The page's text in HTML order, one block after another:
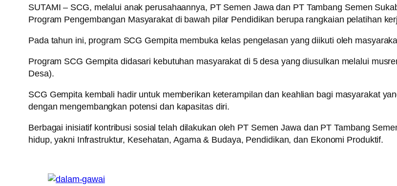
SUTAMI – SCG, melalui anak perusahaannya, PT Semen Jawa dan PT Tambang Semen
Program Pengembangan Masyarakat di bawah pilar Pendidikan berupa rangkaian pelatihan
Pada tahun ini, program SCG Gempita membuka kelas pengelasan yang diikuti oleh
Program SCG Gempita didasari kebutuhan masyarakat di 5 desa yang diusulkan melalui
Desa).
SCG Gempita kembali hadir untuk memberikan keterampilan dan keahlian bagi masyarakat
dengan mengembangkan potensi dan kapasitas diri.
Berbagai inisiatif kontribusi sosial telah dilakukan oleh PT Semen Jawa dan PT Tambang
hidup, yakni Infrastruktur, Kesehatan, Agama & Budaya, Pendidikan, dan Ekonomi Produktif.